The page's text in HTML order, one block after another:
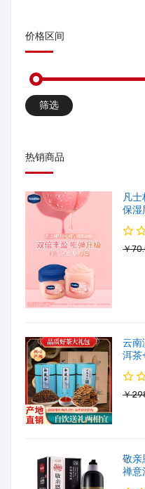
价格区间
筛选
热销商品
凡
保湿
￥
云南
洱茶
￥
敬亲
禅意